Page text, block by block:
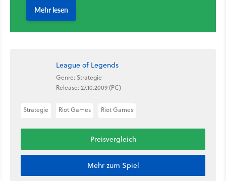
League of Legends
Genre: Strategie
Release: 27.10.2009 (PC)
Strategie Riot Games Riot Games
Preisvergleich
Mehr zum Spiel